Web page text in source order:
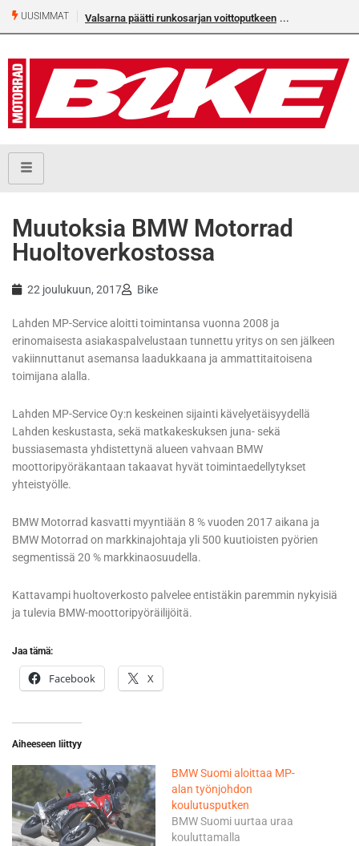
UUSIMMAT Valsarna päätti runkosarjan voittoputkeen
Muutoksia BMW Motorrad
Huoltoverkostossa
22 joulukuun, 2017 Bike
Lahden MP-Service aloitti toimintansa vuonna 2008 ja
erinomaisesta asiakaspalvelustaan tunnettu yritys on sen jälkeen
vakiinnuttanut asemansa laadukkaana ja ammattitaitoisena
toimijana alalla.
Lahden MP-Service Oy:n keskeinen sijainti kävelyetäisyydellä
Lahden keskustasta, sekä matkakeskuksen juna- sekä
bussiasemasta yhdistettynä alueen vahvaan BMW
moottoripyöräkantaan takaavat hyvät toimintaedellytykset
yhteistyölle.
BMW Motorrad kasvatti myyntiään 8 % vuoden 2017 aikana ja
BMW Motorrad on markkinajohtaja yli 500 kuutioisten pyörien
segmentissä 20 % markkinaosuudella.
Kattavampi huoltoverkosto palvelee entistäkin paremmin nykyisiä
ja tulevia BMW-moottoripyöräilijöitä.
Jaa tämä:
Facebook X
Aiheeseen liittyy
BMW Suomi aloittaa MP-
alan työnjohdon
koulutusputken
BMW Suomi uurtaa uraa
kouluttamalla